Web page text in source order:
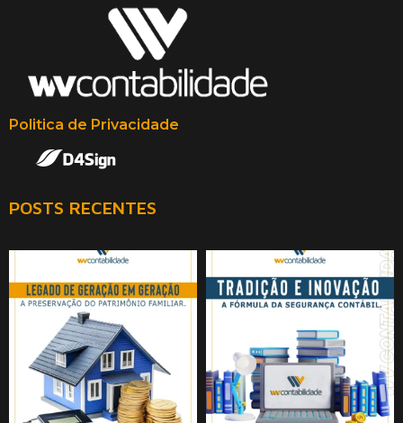
Politica de Privacidade
POSTS RECENTES